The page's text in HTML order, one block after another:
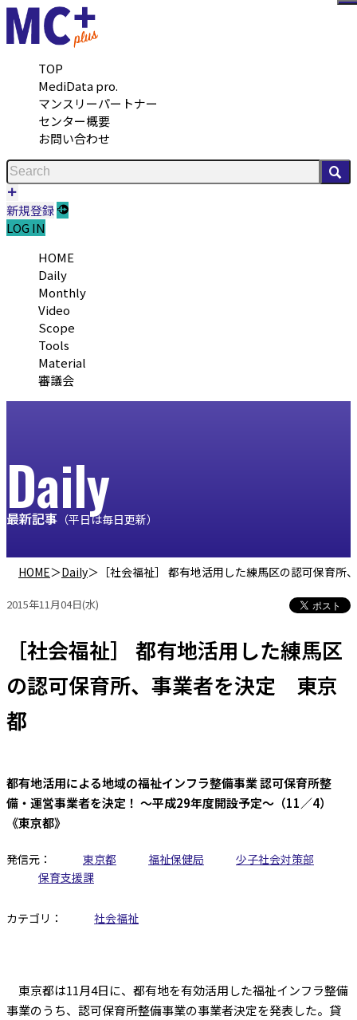
TOP
MediData pro.
マンスリーパートナー
センター概要
お問い合わせ
新規登録
LOG IN
HOME
Daily
Monthly
Video
Scope
Tools
Material
審議会
Daily
最新記事 （平日は毎日更新）
HOME＞Daily＞ ［社会福祉］ 都有地活用した練馬区の認可保育
2015年11月04日(水)
［社会福祉］ 都有地活用した練馬区
の認可保育所、事業者を決定 東京
都
都有地活用による地域の福祉インフラ整備事業 認可保育所整
備・運営事業者を決定！ ～平成29年度開設予定～（11／4）
《東京都》
発信元： 東京都 福祉保健局
少子社会対策部
保育支援課
カテゴリ： 社会福祉
東京都は11月4日に、都有地を有効活用した福祉インフラ整備
事業のうち、認可保育所整備事業の事業者決定を発表した。貸
メ